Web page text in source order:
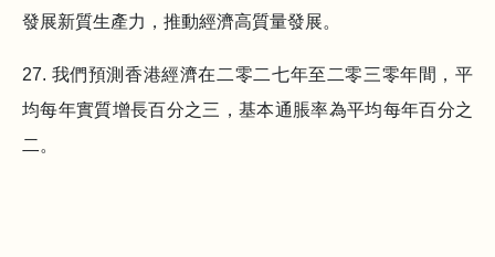
發展新質生產力，推動經濟高質量發展。
27. 我們預測香港經濟在二零二七年至二零三零年間，平
均每年實質增長百分之三，基本通脹率為平均每年百分之
二。